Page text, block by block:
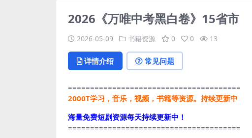
2026《万唯中考黑白卷》15省市
2026-05-09 书籍资源 0 0 13
详情介绍 常见问题
=======================================
2000T学习，音乐，视频，书籍等资源。持续更新中
海量免费短剧资源每天持续更新中！
=======================================